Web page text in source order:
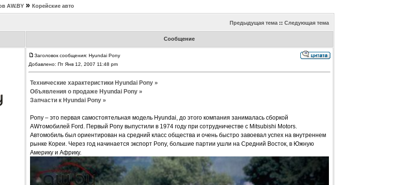
АW.BY» Корейские авто
Предыдущая тема:: Следующая тема
Сообщение
Заголовок сообщения: Hyundai Pony
Добавлено: Пт Янв 12, 2007 11:48 pm
Технические характеристики Hyundai Pony »
Объявления о продаже Hyundai Pony »
Запчасти к Hyundai Pony »
Pony – это первая самостоятельная модель Hyundai, до этого компания занималась сборкой
AWтомобилей Ford. Первый Pony выпустили в 1974 году при сотрудничестве с Mitsubishi Motors.
Автомобиль был ориентирован на средний класс общества и очень быстро завоевал успех на внутреннем
рынке Кореи. Через год начинается экспорт Pony, большие партии ушли на Средний Восток, в Южную
Америку и Африку.